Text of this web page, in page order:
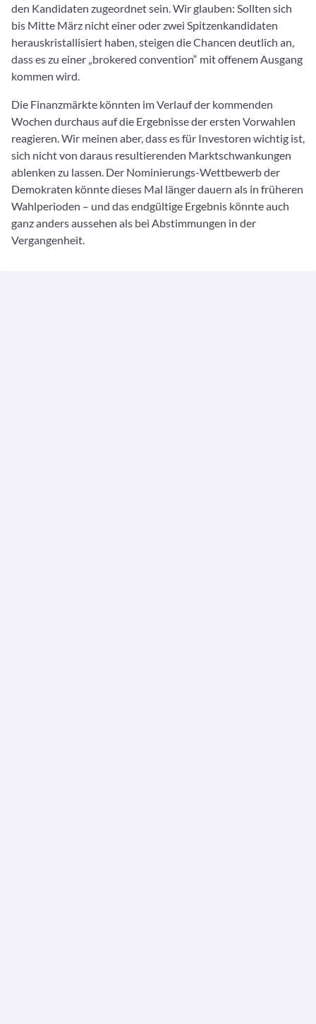
den Kandidaten zugeordnet sein. Wir glauben: Sollten sich
bis Mitte März nicht einer oder zwei Spitzenkandidaten
herauskristallisiert haben, steigen die Chancen deutlich an,
dass es zu einer „brokered convention“ mit offenem Ausgang
kommen wird.
Die Finanzmärkte könnten im Verlauf der kommenden
Wochen durchaus auf die Ergebnisse der ersten Vorwahlen
reagieren. Wir meinen aber, dass es für Investoren wichtig ist,
sich nicht von daraus resultierenden Marktschwankungen
ablenken zu lassen. Der Nominierungs-Wettbewerb der
Demokraten könnte dieses Mal länger dauern als in früheren
Wahlperioden – und das endgültige Ergebnis könnte auch
ganz anders aussehen als bei Abstimmungen in der
Vergangenheit.